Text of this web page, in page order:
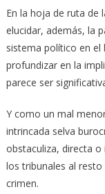
En la hoja de ruta de
elucidar, además, la
sistema político en
profundizar en la
parece ser
Y como un mal
intrincada selva
obstaculiza, directa
los tribunales al
crimen.